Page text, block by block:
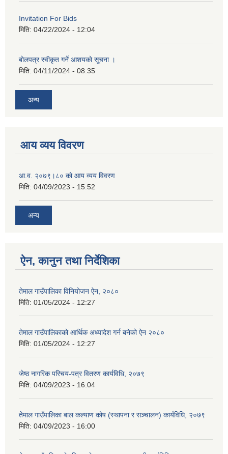
Invitation For Bids
मिति: 04/22/2024 - 12:04
बोलपत्र स्वीकृत गर्ने आशयको सूचना ।
मिति: 04/11/2024 - 08:35
अन्य
आय व्यय विवरण
आ.व. २०७९।८० को आय व्यय विवरण
मिति: 04/09/2023 - 15:52
अन्य
ऐन, कानुन तथा निर्देशिका
तेमाल गाउँपालिका विनियोजन ऐन, २०८०
मिति: 01/05/2024 - 12:27
तेमाल गाउँपालिकाको आर्थिक अध्यादेश गर्न बनेको ऐन २०८०
मिति: 01/05/2024 - 12:27
जेष्ठ नागरिक परिचय-पत्र वितरण कार्यविधि, २०७९
मिति: 04/09/2023 - 16:04
तेमाल गाउँपालिका बाल कल्याण कोष (स्थापना र सञ्चालन) कार्यविधि, २०७९
मिति: 04/09/2023 - 16:00